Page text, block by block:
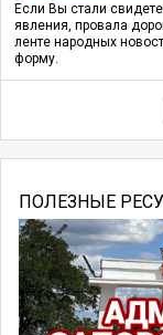
Если Вы стали
явления, провала
ленте народных
форму.
ПОЛЕЗНЫЕ